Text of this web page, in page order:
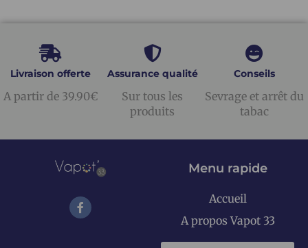
Livraison offerte
A partir de 39.90€
Assurance qualité
Sur tous les
produits
Conseils
Sevrage et arrêt du
tabac
Menu rapide
Accueil
A propos Vapot 33